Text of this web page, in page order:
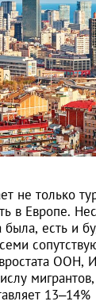
не только
в Европе.
была, есть и
ООН,
13–14%